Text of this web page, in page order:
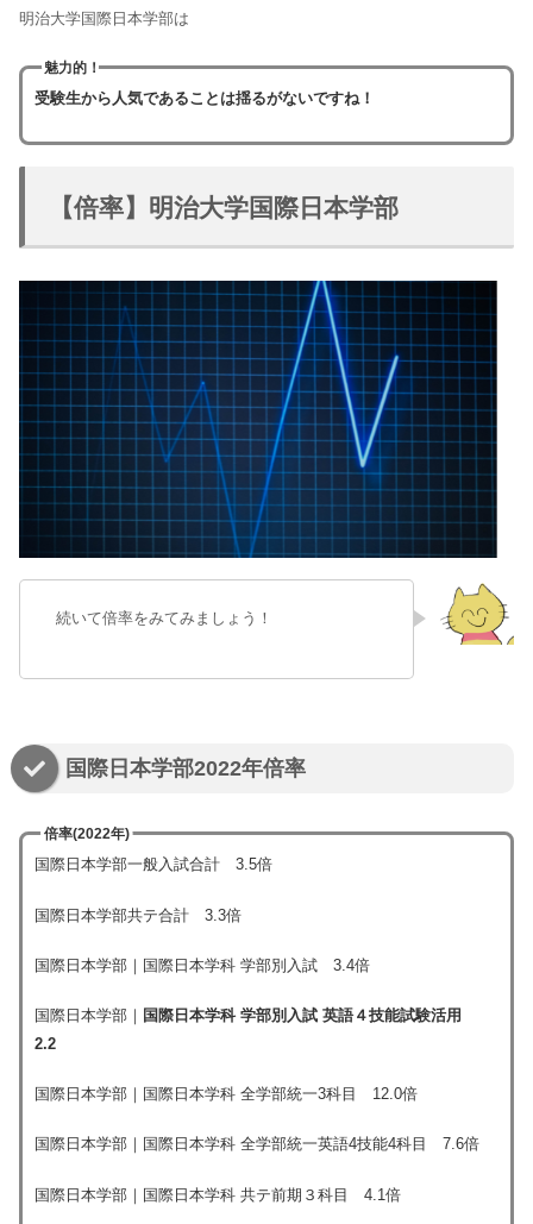
明治大学国際日本学部は
魅力的！
受験生から人気であることは揺るがないですね！
【倍率】明治大学国際日本学部
続いて倍率をみてみましょう！
国際日本学部2022年倍率
倍率(2022年)
国際日本学部一般入試合計 3.5倍
国際日本学部共テ合計 3.3倍
国際日本学部｜国際日本学科 学部別入試 3.4倍
国際日本学部｜ 国際日本学科 学部別入試 英語４技能試験活用
2.2
国際日本学部｜国際日本学科 全学部統一3科目 12.0倍
国際日本学部｜国際日本学科 全学部統一英語4技能4科目 7.6倍
国際日本学部｜国際日本学科 共テ前期３科目 4.1倍